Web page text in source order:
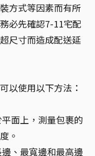
方式等因素而有所
必先確認7-11宅配
尺寸而造成配送延
以使用以下方法：
面上，測量包裹的
。
、最寬邊和最高邊